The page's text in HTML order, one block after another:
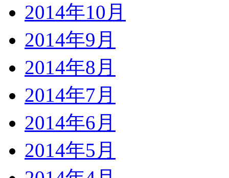
2014年10月
2014年9月
2014年8月
2014年7月
2014年6月
2014年5月